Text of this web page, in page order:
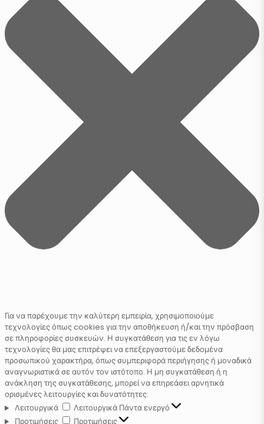
Για να παρέχουμε την καλύτερη εμπειρία, χρησιμοποιούμε
τεχνολογίες όπως cookies για την αποθήκευση ή/και την πρόσβαση
σε πληροφορίες συσκευών. Η συγκατάθεση για τις εν λόγω
τεχνολογίες θα μας επιτρέψει να επεξεργαστούμε δεδομένα
προσωπικού χαρακτήρα, όπως συμπεριφορά περιήγησης ή μοναδικά
αναγνωριστικά σε αυτόν τον ιστότοπο. Η μη συγκατάθεση ή η
ανάκληση της συγκατάθεσης, μπορεί να επηρεάσει αρνητικά
ορισμένες λειτουργίες και δυνατότητες.
Λειτουργικά
Λειτουργικά Πάντα ενεργό
Προτιμήσεις
Προτιμήσεις